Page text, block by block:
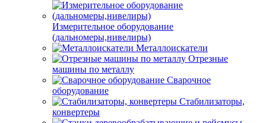
Измерительное оборудование
(дальномеры,нивелиры)
Металлоискатели
Отрезные
машины по металлу
Сварочное
оборудование
Стабилизаторы,
конвертеры